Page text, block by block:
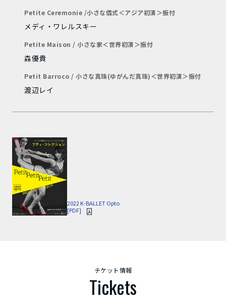
Petite Ceremonie /小さな儀式＜アジア初演＞振付
メディ・ワレルスキー
Petite Maison / 小さな家＜世界初演＞振付
森優貴
Petit Barroco / 小さな真珠(ゆがんだ真珠)＜世界初演＞振付
渡辺レイ
2022 K-BALLET Opto
[PDF]
チケット情報
Tickets